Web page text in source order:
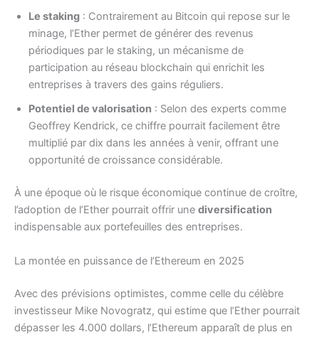
Le staking : Contrairement au Bitcoin qui repose sur le
minage, l’Ether permet de générer des revenus
périodiques par le staking, un mécanisme de
participation au réseau blockchain qui enrichit les
entreprises à travers des gains réguliers.
Potentiel de valorisation : Selon des experts comme
Geoffrey Kendrick, ce chiffre pourrait facilement être
multiplié par dix dans les années à venir, offrant une
opportunité de croissance considérable.
À une époque où le risque économique continue de croître,
l’adoption de l’Ether pourrait offrir une diversification
indispensable aux portefeuilles des entreprises.
La montée en puissance de l’Ethereum en 2025
Avec des prévisions optimistes, comme celle du célèbre
investisseur Mike Novogratz, qui estime que l’Ether pourrait
dépasser les 4.000 dollars, l’Ethereum apparaît de plus en